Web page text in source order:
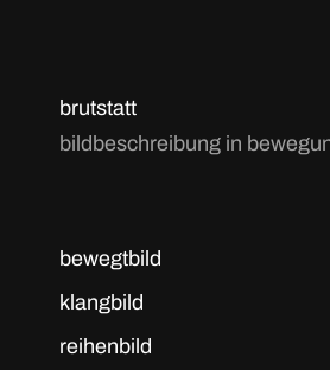
brutstatt
bildbeschreibung in
bewegtbild
klangbild
reihenbild